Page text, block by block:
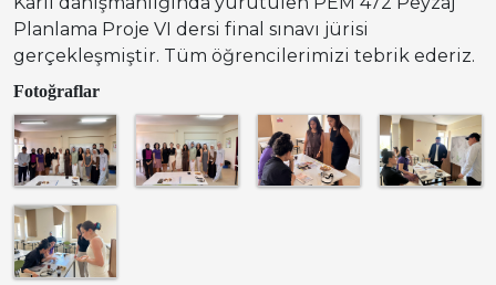
Planlama Proje VI dersi final sınavı jürisi
gerçekleşmiştir. Tüm öğrencilerimizi tebrik ederiz.
Fotoğraflar